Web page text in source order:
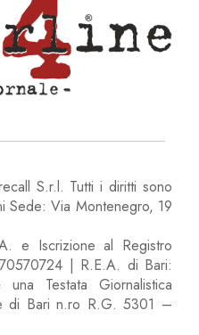
S.r.l. Tutti i diritti sono
Sede: Via Montenegro, 19
e Iscrizione al Registro
| R.E.A. di Bari:
Testata Giornalistica
di Bari n.ro R.G. 5301 –